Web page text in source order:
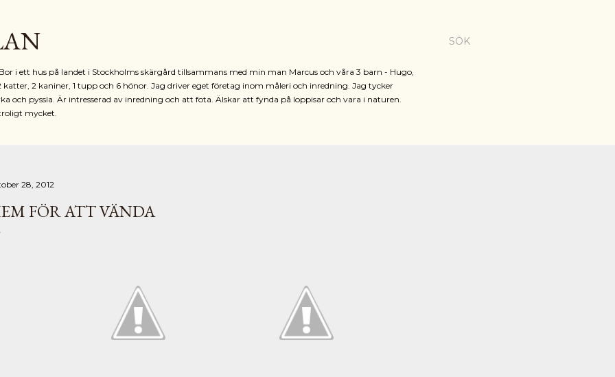
SÖK
i ett hus på landet i Stockholms skärgård tillsammans med min man Marcus och våra 3 barn - Hugo,
katter, 2 kaniner, 1 tupp och 6 hönor. Jag driver eget företag inom måleri och inredning. Jag tycker
och pyssla. Är intresserad av inredning och att fota. Älskar att fynda på loppisar och vara i naturen.
mycket.
28, 2012
FÖR ATT VÄNDA